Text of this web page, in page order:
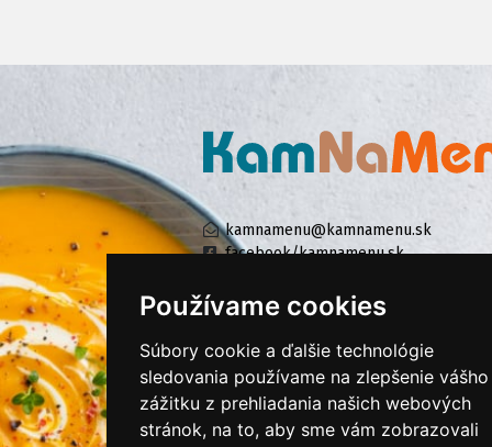
Používame cookies
Súbory cookie a ďalšie technológie
sledovania používame na zlepšenie vášho
zážitku z prehliadania našich webových
stránok, na to, aby sme vám zobrazovali
kamnamenu@kamnamenu.sk
facebook/kamnamenu.sk
KONTAKTUJTE NÁS
PRIHLÁSIŤ SA DO ZÁKAZNÍCKEJ ZÓNY